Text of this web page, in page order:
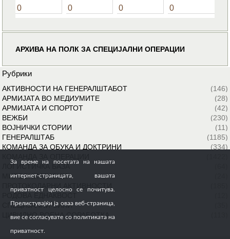
0 0 0 0
АРХИВА НА ПОЛК ЗА СПЕЦИЈАЛНИ ОПЕРАЦИИ
Рубрики
АКТИВНОСТИ НА ГЕНЕРАЛШТАБОТ
(146)
АРМИЈАТА ВО МЕДИУМИТЕ
(28)
АРМИЈАТА И СПОРТОТ
(42)
ВЕЖБИ
(230)
ВОЈНИЧКИ СТОРИИ
(11)
ГЕНЕРАЛШТАБ
(1185)
КОМАНДА ЗА ОБУКА И ДОКТРИНИ
(334)
ЛОГИСТИЧКА БАЗА
МИРОВНИ МИСИИ
СПЕЦИЈАЛНИ СИЛИ
ЦИВИЛНО ВОЕНА СОРАБОТКА
За време на посетата на нашата
интернет-страницата, вашата
приватност целосно се почитува.
Прелистувајќи ја оваа веб-страница,
вие се согласувате со политиката на
приватност.